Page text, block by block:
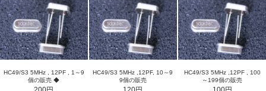
HC49/S3 5MHz , 12PF , 1～9
個の販売 ◆
HC49/S3 5MHz ,12PF, 10～9
9個の販売
HC49/S3 5MHz ,12PF , 100
～199個の販売